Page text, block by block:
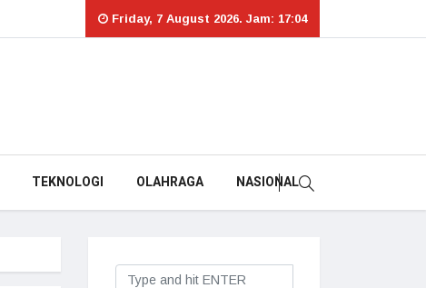
Friday, 7 August 2026. Jam: 17:04
TEKNOLOGI OLAHRAGA NASIONAL